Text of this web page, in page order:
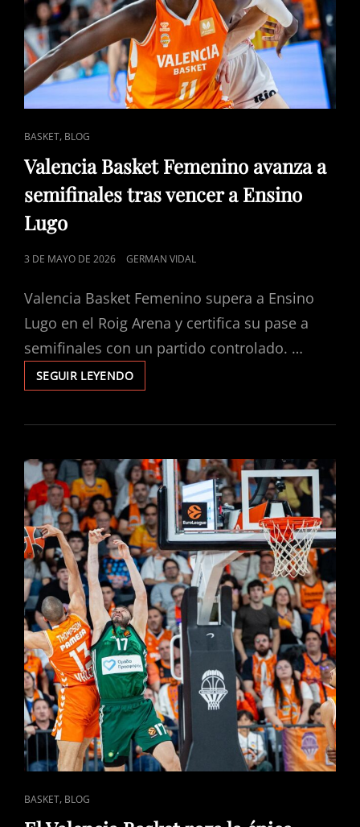
ENLACES
DE
CATEGORÍAS
BASKET, BLOG
Valencia Basket Femenino avanza a
semifinales tras vencer a Ensino
Lugo
PUBLICADO
3 DE MAYO DE 2026 GERMAN VIDAL
Valencia Basket Femenino supera a Ensino
Lugo en el Roig Arena y certifica su pase a
semifinales con un partido controlado. …
SEGUIR LEYENDOVALENCIA
BASKET
AVANZA
SEMIFINALES
TRAS
VENCER
A
ENSINO
LUGO
ENLACES
DE
BASKET, BLOG